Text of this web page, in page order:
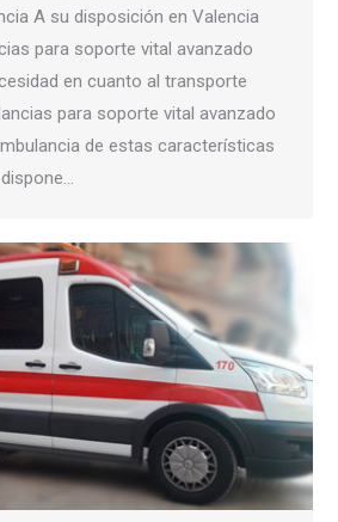
A su disposición en Valencia
para soporte vital avanzado
en cuanto al transporte
para soporte vital avanzado
de estas características